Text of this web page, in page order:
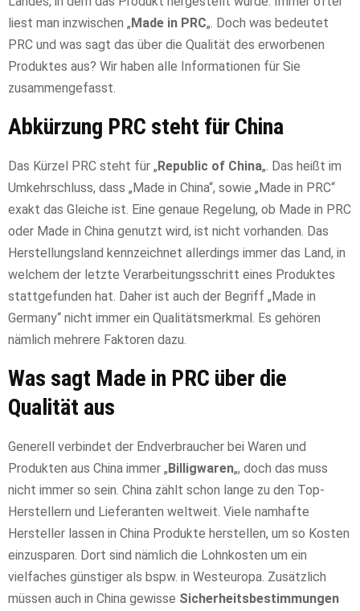
liest man inzwischen „Made in PRC„. Doch was bedeutet
PRC und was sagt das über die Qualität des erworbenen
Produktes aus? Wir haben alle Informationen für Sie
zusammengefasst.
Abkürzung PRC steht für China
Das Kürzel PRC steht für „Republic of China„. Das heißt im
Umkehrschluss, dass „Made in China“, sowie „Made in PRC“
exakt das Gleiche ist. Eine genaue Regelung, ob Made in PRC
oder Made in China genutzt wird, ist nicht vorhanden. Das
Herstellungsland kennzeichnet allerdings immer das Land, in
welchem der letzte Verarbeitungsschritt eines Produktes
stattgefunden hat. Daher ist auch der Begriff „Made in
Germany“ nicht immer ein Qualitätsmerkmal. Es gehören
nämlich mehrere Faktoren dazu.
Was sagt Made in PRC über die
Qualität aus
Generell verbindet der Endverbraucher bei Waren und
Produkten aus China immer „Billigwaren„, doch das muss
nicht immer so sein. China zählt schon lange zu den Top-
Herstellern und Lieferanten weltweit. Viele namhafte
Hersteller lassen in China Produkte herstellen, um so Kosten
einzusparen. Dort sind nämlich die Lohnkosten um ein
vielfaches günstiger als bspw. in Westeuropa. Zusätzlich
müssen auch in China gewisse Sicherheitsbestimmungen